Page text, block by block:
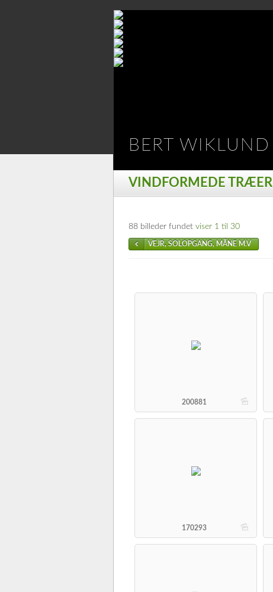
BERT WIKLUND
VINDFORMEDE TRÆER
88 billeder fundet viser 1 til 30
VEJR, SOLOPGANG, MÅNE M.V
b
200881
b
170293